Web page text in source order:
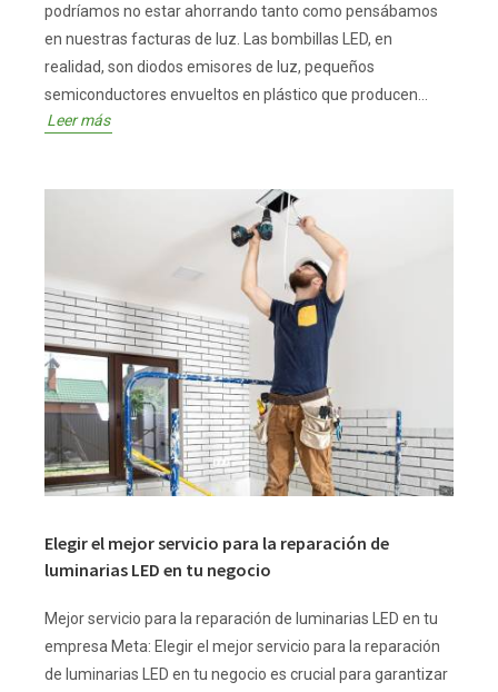
podríamos no estar ahorrando tanto como pensábamos
en nuestras facturas de luz. Las bombillas LED, en
realidad, son diodos emisores de luz, pequeños
semiconductores envueltos en plástico que producen...
Leer más
Elegir el mejor servicio para la reparación de
luminarias LED en tu negocio
Mejor servicio para la reparación de luminarias LED en tu
empresa Meta: Elegir el mejor servicio para la reparación
de luminarias LED en tu negocio es crucial para garantizar